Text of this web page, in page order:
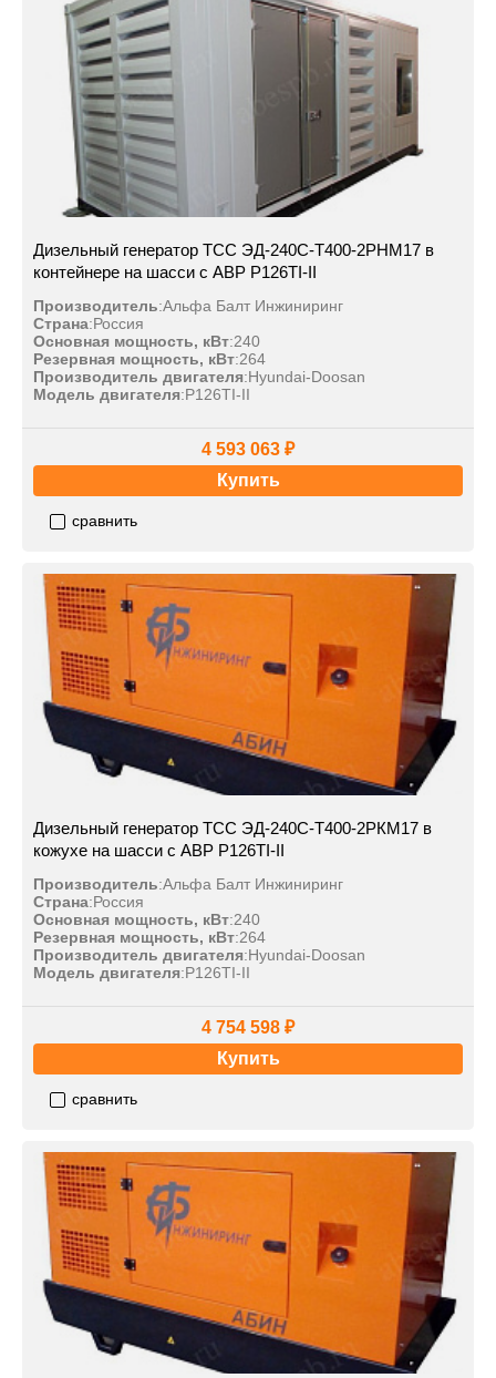
Дизельный генератор ТСС ЭД-240С-Т400-2РНМ17 в
контейнере на шасси с АВР P126TI-II
Производитель:Альфа Балт Инжиниринг
Страна:Россия
Основная мощность, кВт:240
Резервная мощность, кВт:264
Производитель двигателя:Hyundai-Doosan
Модель двигателя:P126TI-II
4 593 063 ₽
Купить
сравнить
Дизельный генератор ТСС ЭД-240С-Т400-2РКМ17 в
кожухе на шасси с АВР P126TI-II
Производитель:Альфа Балт Инжиниринг
Страна:Россия
Основная мощность, кВт:240
Резервная мощность, кВт:264
Производитель двигателя:Hyundai-Doosan
Модель двигателя:P126TI-II
4 754 598 ₽
Купить
сравнить